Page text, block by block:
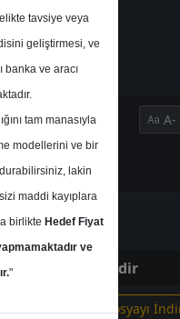
A-
İndir
İlgili Dosyayı
tavsiye veya
geliştirmesi, ve
banka ve aracı
tam manasıyla
modellerini ve bir
lakin
maddi kayıplara
birlikte Hedef Fiyat
ve
"